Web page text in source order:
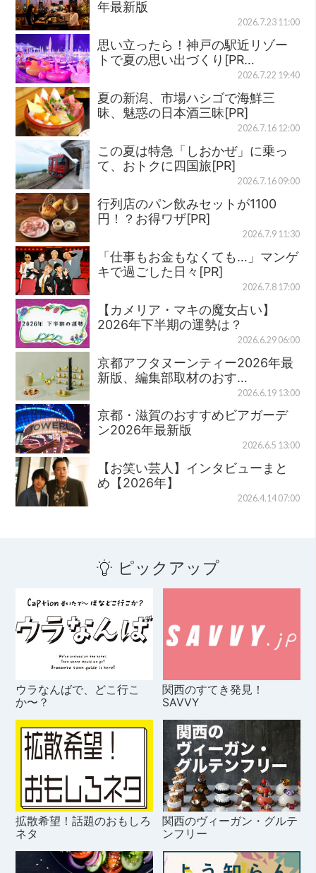
年最新版
2026.7.23 11:00
思い立ったら！神戸の駅近リゾー
トで夏の思い出づくり[PR…
2026.7.22 19:40
夏の新潟、市場ハシゴで海鮮三
昧、魅惑の日本酒三昧[PR]
2026.7.16 12:00
この夏は特急「しおかぜ」に乗っ
て、おトクに四国旅[PR]
2026.7.16 09:00
行列店のパン飲みセットが1100
円！？お得ワザ[PR]
2026.7.9 11:30
「仕事もお金もなくても…」マンゲ
キで過ごした日々[PR]
2026.7.8 17:00
【カメリア・マキの魔女占い】
2026年下半期の運勢は？
2026.6.29 06:00
京都アフタヌーンティー2026年最
新版、編集部取材のおす…
2026.6.19 13:00
京都・滋賀のおすすめビアガーデ
ン2026年最新版
2026.6.5 13:00
【お笑い芸人】インタビューまと
め【2026年】
2026.4.14 07:00
ピックアップ
ウラなんばで、どこ行こ
か〜？
関西のすてき発見！
SAVVY
拡散希望！話題のおもしろ
ネタ
関西のヴィーガン・グルテ
ンフリー